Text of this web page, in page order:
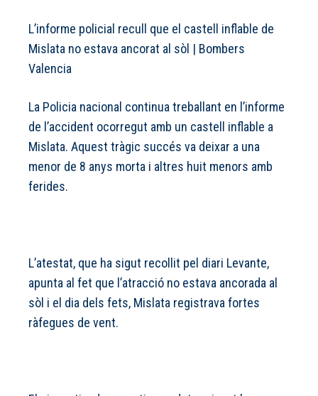
L’informe policial recull que el castell inflable de
Mislata no estava ancorat al sòl | Bombers
Valencia
La Policia nacional continua treballant en l’informe
de l’accident ocorregut amb un castell inflable a
Mislata. Aquest tràgic succés va deixar a una
menor de 8 anys morta i altres huit menors amb
ferides.
L’atestat, que ha sigut recollit pel diari Levante,
apunta al fet que l’atracció no estava ancorada al
sòl i el dia dels fets, Mislata registrava fortes
ràfegues de vent.